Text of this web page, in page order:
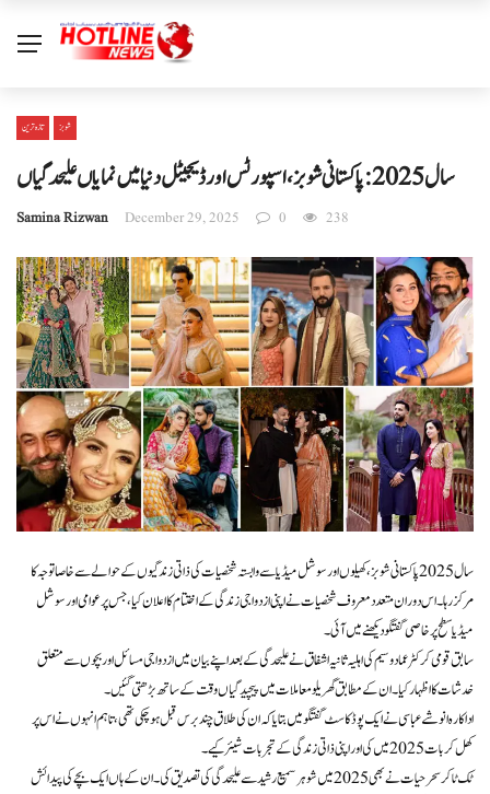
تازہ ترین شوبز
سال 2025: پاکستانی شوبز، اسپورٹس اور ڈیجیٹل دنیا میں نمایاں علیحدگیاں
Samina Rizwan December 29, 2025 0 238
سال 2025 پاکستانی شوبز، کھیلوں اور سوشل میڈیا سے وابستہ شخصیات کی ذاتی زندگیوں کے حوالے سے خاصا توجہ کا
مرکز رہا۔ اس دوران متعدد معروف شخصیات نے اپنی ازدواجی زندگی کے اختتام کا اعلان کیا، جس پر عوامی اور سوشل
میڈیا سطح پر خاصی گفتگو دیکھنے میں آئی۔
سابق قومی کرکٹر عماد وسیم کی اہلیہ ثانیہ اشفاق نے علیحدگی کے بعد اپنے بیان میں ازدواجی مسائل اور بچوں سے متعلق
خدشات کا اظہار کیا۔ ان کے مطابق گھریلو معاملات میں پیچیدگیاں وقت کے ساتھ بڑھتی گئیں۔
اداکارہ انوشے عباسی نے ایک پوڈکاسٹ گفتگو میں بتایا کہ ان کی طلاق چند برس قبل ہوچکی تھی، تاہم انہوں نے اس پر
کھل کر بات 2025 میں کی اور اپنی ذاتی زندگی کے تجربات شیئر کیے۔
ٹک ٹاکر سحر حیات نے بھی 2025 میں شوہر سمیع رشید سے علیحدگی کی تصدیق کی۔ ان کے ہاں ایک بچے کی پیدائش